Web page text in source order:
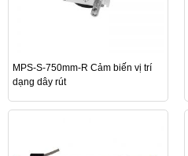
MPS-S-750mm-R Cảm biến vị trí
dạng dây rút